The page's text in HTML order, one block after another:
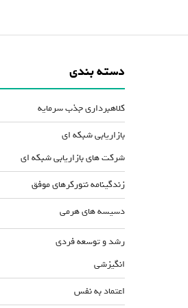
دسته بندی
کلاهبرداری جذب سرمایه
بازاریابی شبکه ای
شرکت های بازاریابی شبکه ای
زندگینامه نتورکرهای موفق
دسیسه های هرمی
رشد و توسعه فردی
انگیزشی
اعتماد به نفس